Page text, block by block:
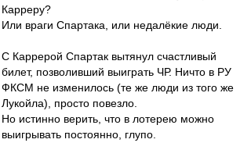
Карреру?
Или враги Спартака, или недалёкие люди.
С Каррерой Спартак вытянул счастливый
билет, позволивший выиграть ЧР. Ничто в РУ
ФКСМ не изменилось (те же люди из того же
Лукойла), просто повезло.
Но истинно верить, что в лотерею можно
выигрывать постоянно, глупо.